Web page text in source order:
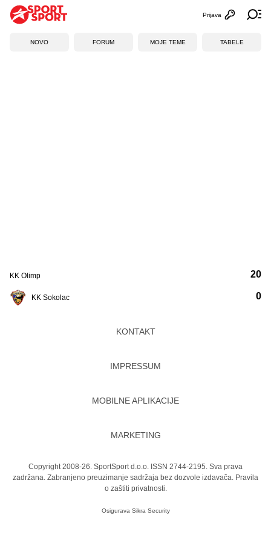
Otvori
Prijava
NOVO FORUM MOJE TEME TABELE
KK Olimp
KK Sokolac
20
0
KONTAKT
IMPRESSUM
MOBILNE APLIKACIJE
MARKETING
Copyright 2008-26. SportSport d.o.o. ISSN 2744-2195. Sva prava
zadržana. Zabranjeno preuzimanje sadržaja bez dozvole izdavača. Pravila
o zaštiti privatnosti.
Osigurava Sikra Security